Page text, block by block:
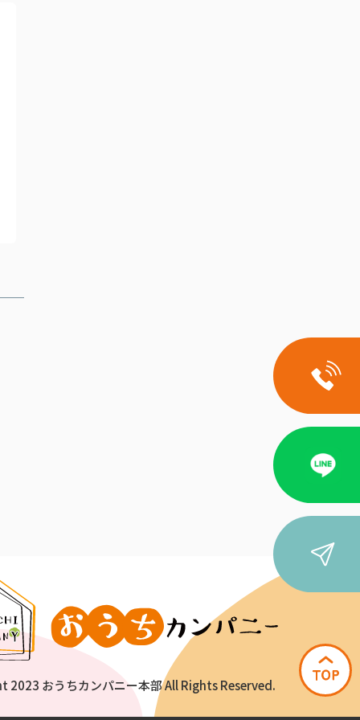
2023 おうちカンパニー本部 All Rights Reserved.